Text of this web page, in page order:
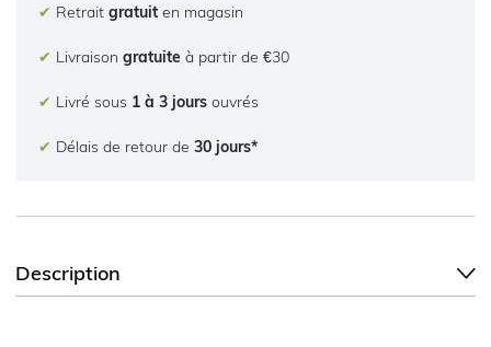
✔ Retrait gratuit en magasin
✔ Livraison gratuite à partir de €30
✔ Livré sous 1 à 3 jours ouvrés
✔ Délais de retour de 30 jours*
Description